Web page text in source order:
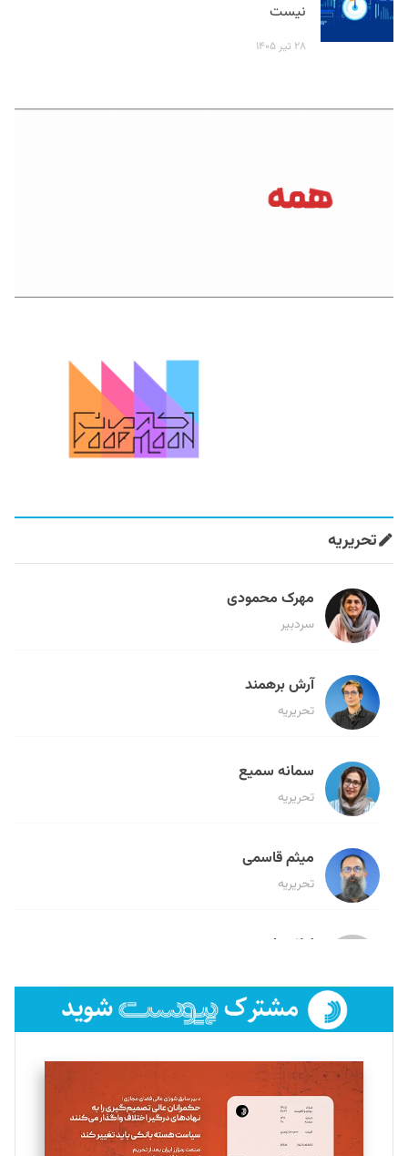
نیست
۲۸ تیر ۱۴۰۵
تحریریه
مهرک محمودی
سردبیر
آرش برهمند
تحریریه
سمانه سمیع
تحریریه
میثم قاسمی
تحریریه
لیلا حنارود
فائزه فتحی رستمی
تحریریه
سروش کرمیان
تحریریه